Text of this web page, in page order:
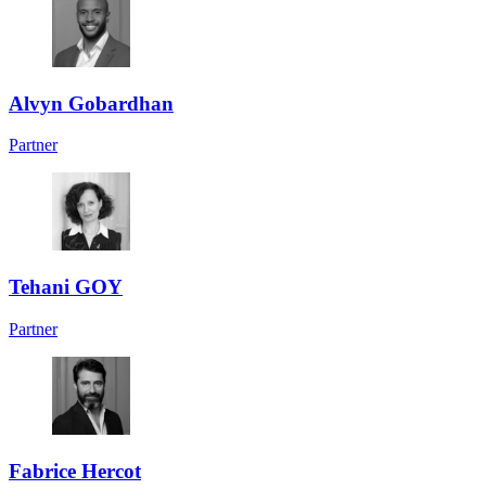
Alvyn Gobardhan
Partner
Tehani GOY
Partner
Fabrice Hercot